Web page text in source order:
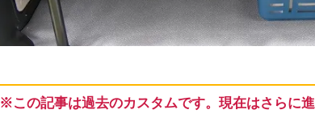
※この記事は過去のカスタムです。現在はさらに